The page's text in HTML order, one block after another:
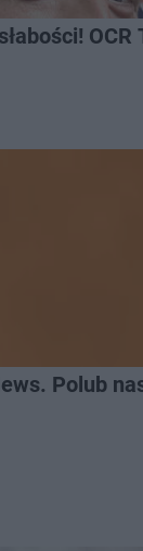
Polub